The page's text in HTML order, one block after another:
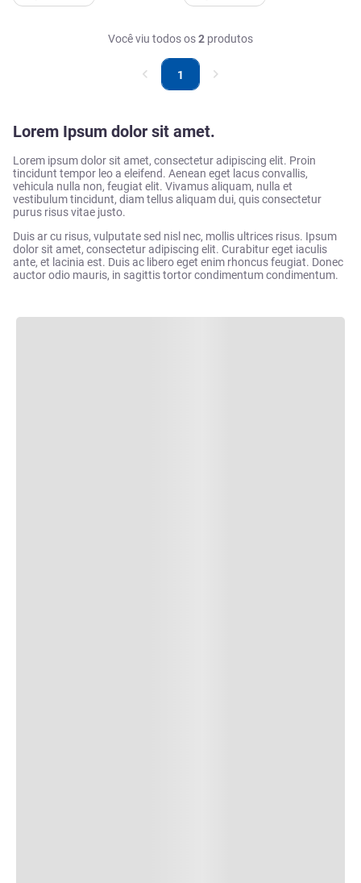
Você viu todos os2 produtos
1
Lorem Ipsum dolor sit amet.
Lorem ipsum dolor sit amet, consectetur adipiscing elit. Proin
tincidunt tempor leo a eleifend. Aenean eget lacus convallis,
vehicula nulla non, feugiat elit. Vivamus aliquam, nulla et
vestibulum tincidunt, diam tellus aliquam dui, quis consectetur
purus risus vitae justo.
Duis ar cu risus, vulputate sed nisl nec, mollis ultrices risus. Ipsum
dolor sit amet, consectetur adipiscing elit. Curabitur eget iaculis
ante, et lacinia est. Duis ac libero eget enim rhoncus feugiat. Donec
auctor odio mauris, in sagittis tortor condimentum condimentum.